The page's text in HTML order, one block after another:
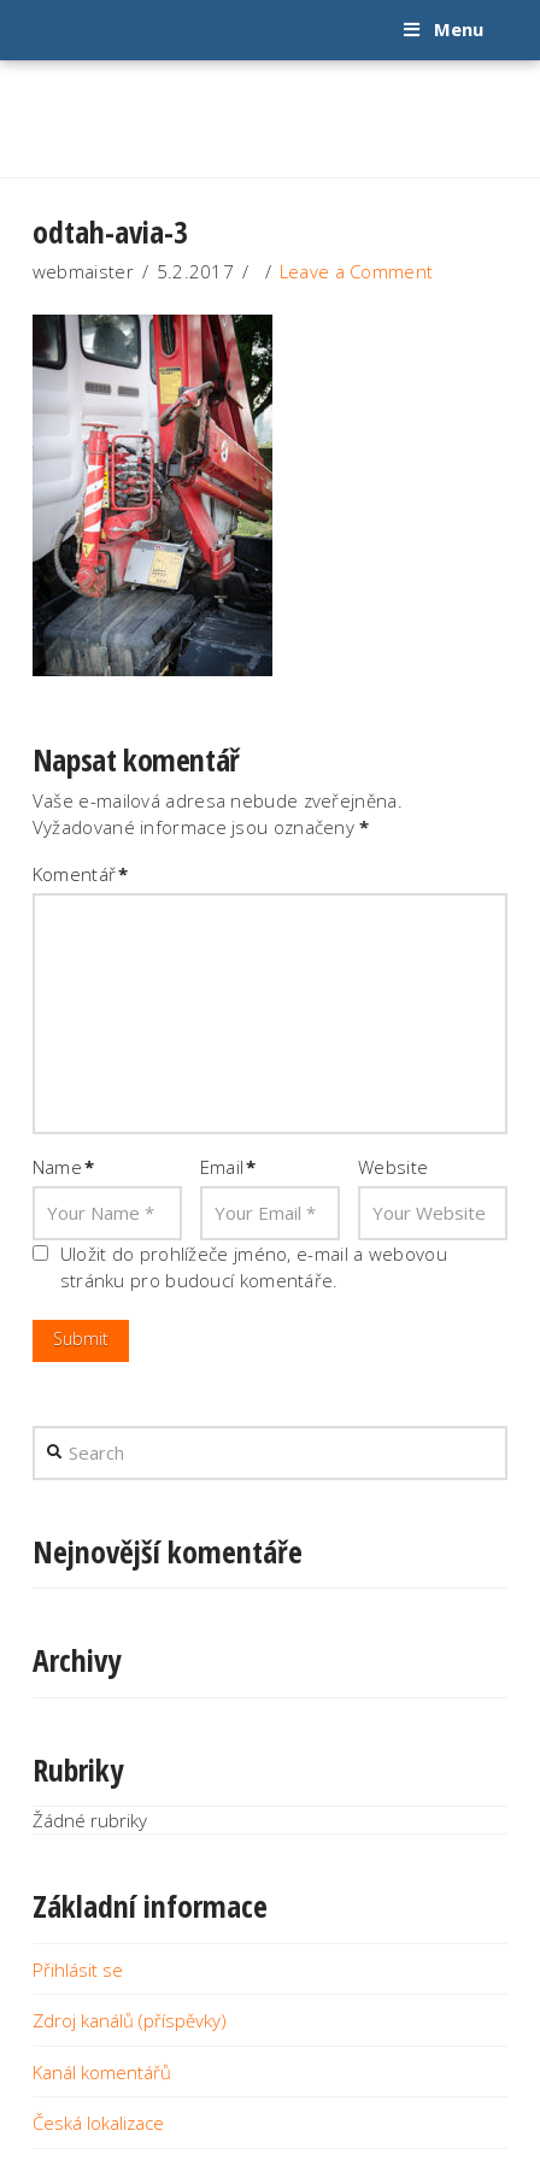
Menu
odtah-avia-3
webmaister 5.2.2017 Leave a Comment
Napsat komentář
Vaše e-mailová adresa nebude zveřejněna.
Vyžadované informace jsou označeny*
Komentář*
Name* Email* Website
Uložit do prohlížeče jméno, e-mail a webovou
stránku pro budoucí komentáře.
Search
Nejnovější komentáře
Archivy
Rubriky
Žádné rubriky
Základní informace
Přihlásit se
Zdroj kanálů (příspěvky)
Kanál komentářů
Česká lokalizace